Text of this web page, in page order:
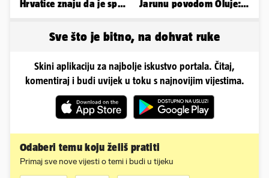
Hrvatice znaju da je spas
Jarunu povodom Oluje:
Sve što je bitno, na dohvat ruke
Skini aplikaciju za najbolje iskustvo portala. Čitaj,
komentiraj i budi uvijek u toku s najnovijim vijestima.
Odaberi temu koju želiš pratiti
Primaj sve nove vijesti o temi i budi u tijeku